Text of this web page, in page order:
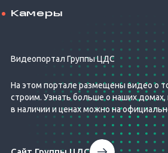
Камеры
Видеопортал Группы ЦДС
На этом портале размещены видео о
строим. Узнать больше о наших домах,
в наличии и ценах можно на